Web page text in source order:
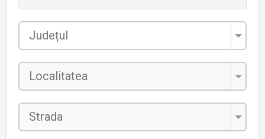
Județul
Localitatea
Strada